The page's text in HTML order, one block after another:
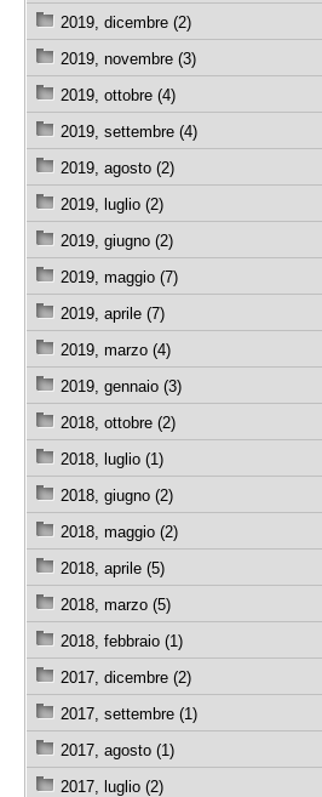
2019, dicembre (2)
2019, novembre (3)
2019, ottobre (4)
2019, settembre (4)
2019, agosto (2)
2019, luglio (2)
2019, giugno (2)
2019, maggio (7)
2019, aprile (7)
2019, marzo (4)
2019, gennaio (3)
2018, ottobre (2)
2018, luglio (1)
2018, giugno (2)
2018, maggio (2)
2018, aprile (5)
2018, marzo (5)
2018, febbraio (1)
2017, dicembre (2)
2017, settembre (1)
2017, agosto (1)
2017, luglio (2)